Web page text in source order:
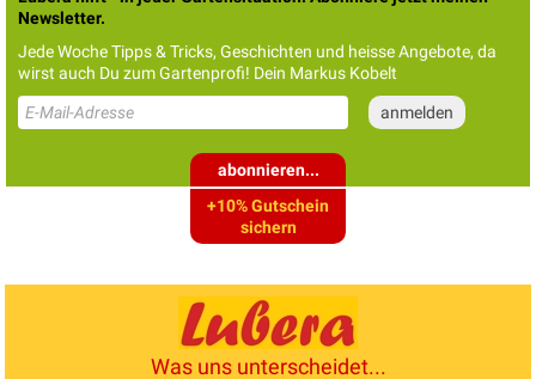
Newsletter.
Jede Woche Tipps & Tricks, Geschichten und heisse Angebote, da
wirst auch Du zum Gartenprofi! Dein Markus Kobelt
abonnieren...
+10% Gutschein
sichern
Was uns unterscheidet...